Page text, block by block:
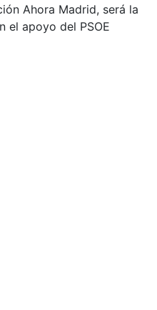
Ahora Madrid, será la
el apoyo del PSOE